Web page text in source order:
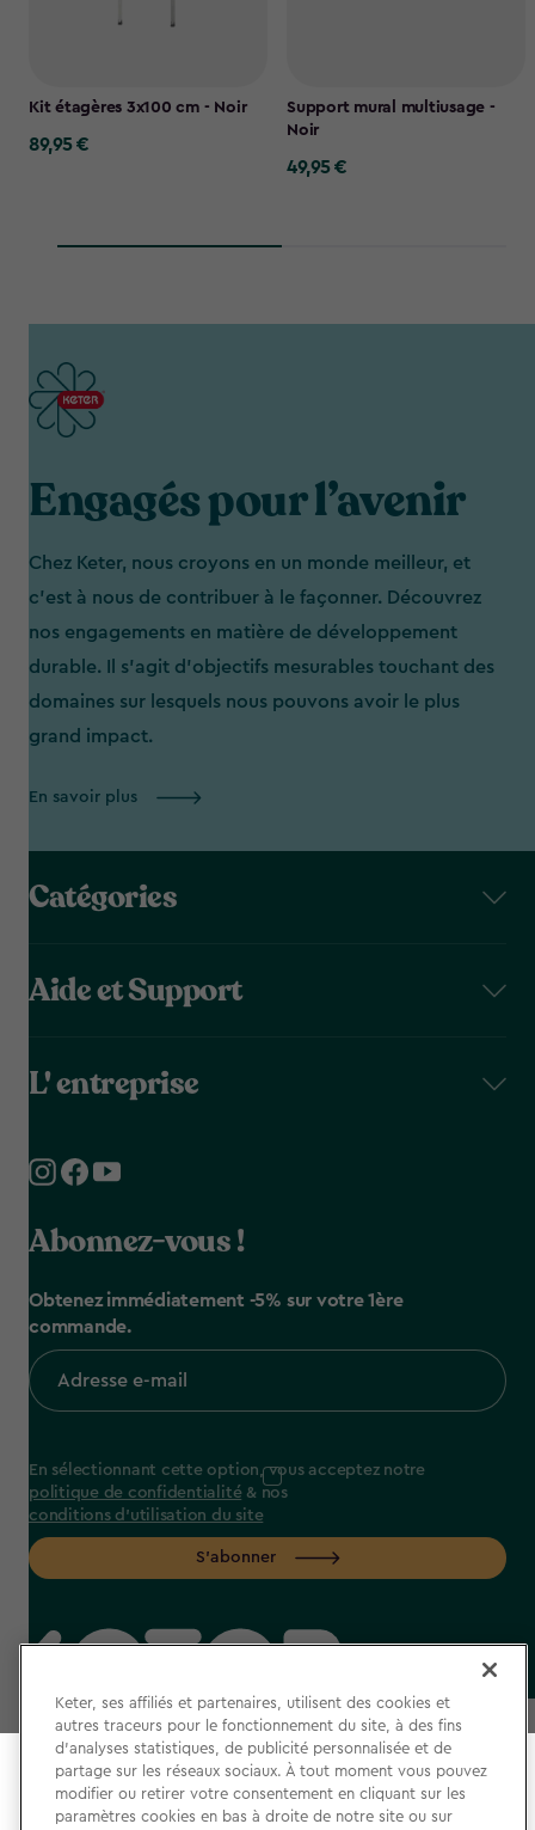
Select your store
It looks like you’re joining us from a different country.
Kit étagères 3x100 cm - Noir
89,95
89,95 €
Support mural multiusage -
Noir
49,95
49,95 €
Engagés pour l’avenir
Chez Keter, nous croyons en un monde meilleur, et
c'est à nous de contribuer à le façonner. Découvrez
nos engagements en matière de développement
durable. Il s’agit d’objectifs mesurables touchant des
domaines sur lesquels nous pouvons avoir le plus
grand impact.
En savoir plus
Catégories
Aide et Support
L' entreprise
Abonnez-vous !
Obtenez immédiatement -5% sur votre 1ère
commande.
En sélectionnant cette option, vous acceptez notre
politique de confidentialité & nos
conditions d'utilisation du site
S'abonner
label.payment
Keter, ses affiliés et partenaires, utilisent des cookies et
autres traceurs pour le fonctionnement du site, à des fins
d’analyses statistiques, de publicité personnalisée et de
partage sur les réseaux sociaux. À tout moment vous pouvez
modifier ou retirer votre consentement en cliquant sur les
paramètres cookies en bas à droite de notre site ou sur